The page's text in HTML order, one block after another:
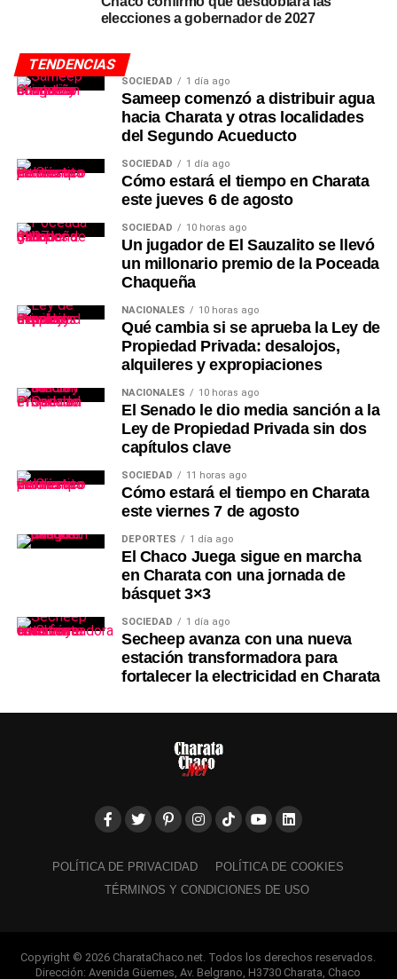
elecciones a gobernador de 2027
TENDENCIAS
SOCIEDAD 1 día ago
Sameep comenzó a distribuir agua
hacia Charata y otras localidades
del Segundo Acueducto
SOCIEDAD 1 día ago
Cómo estará el tiempo en Charata
este jueves 6 de agosto
SOCIEDAD 10 horas ago
Un jugador de El Sauzalito se llevó
un millonario premio de la Poceada
Chaqueña
NACIONALES 10 horas ago
Qué cambia si se aprueba la Ley de
Propiedad Privada: desalojos,
alquileres y expropiaciones
NACIONALES 10 horas ago
El Senado le dio media sanción a la
Ley de Propiedad Privada sin dos
capítulos clave
SOCIEDAD 11 horas ago
Cómo estará el tiempo en Charata
este viernes 7 de agosto
DEPORTES 1 día ago
El Chaco Juega sigue en marcha
en Charata con una jornada de
básquet 3×3
SOCIEDAD 1 día ago
Secheep avanza con una nueva
estación transformadora para
fortalecer la electricidad en Charata
POLÍTICA DE PRIVACIDAD
POLÍTICA DE COOKIES
TÉRMINOS Y CONDICIONES DE USO
Copyright © 2026 CharataChaco.net. Todos los derechos reservados.
Dirección: Avenida Güemes, Av. Belgrano, H3730 Charata, Chaco